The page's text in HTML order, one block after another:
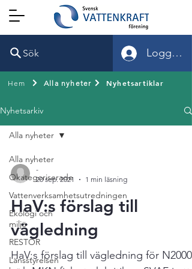
Sök Logga in
Hem Alla nyheter Nyhetsartiklar
Nyhetsarkiv
Alla nyheter
Okategoriserade
Vattenverksamhetsutredningen
Ekologi och
miljö
RESTOR
Länsstyrelsen
Alla nyheter
-
20 sep. 2021
1 min läsning
HaV:s förslag till
vägledning
HaV:s förslag till vägledning för N2000